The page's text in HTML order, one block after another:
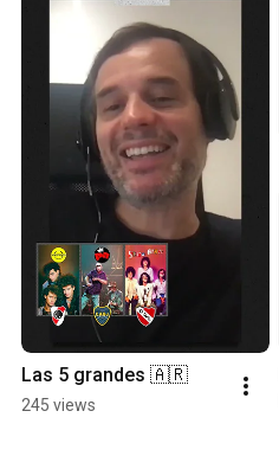
Las 5 grandes 🇦🇷
245 views